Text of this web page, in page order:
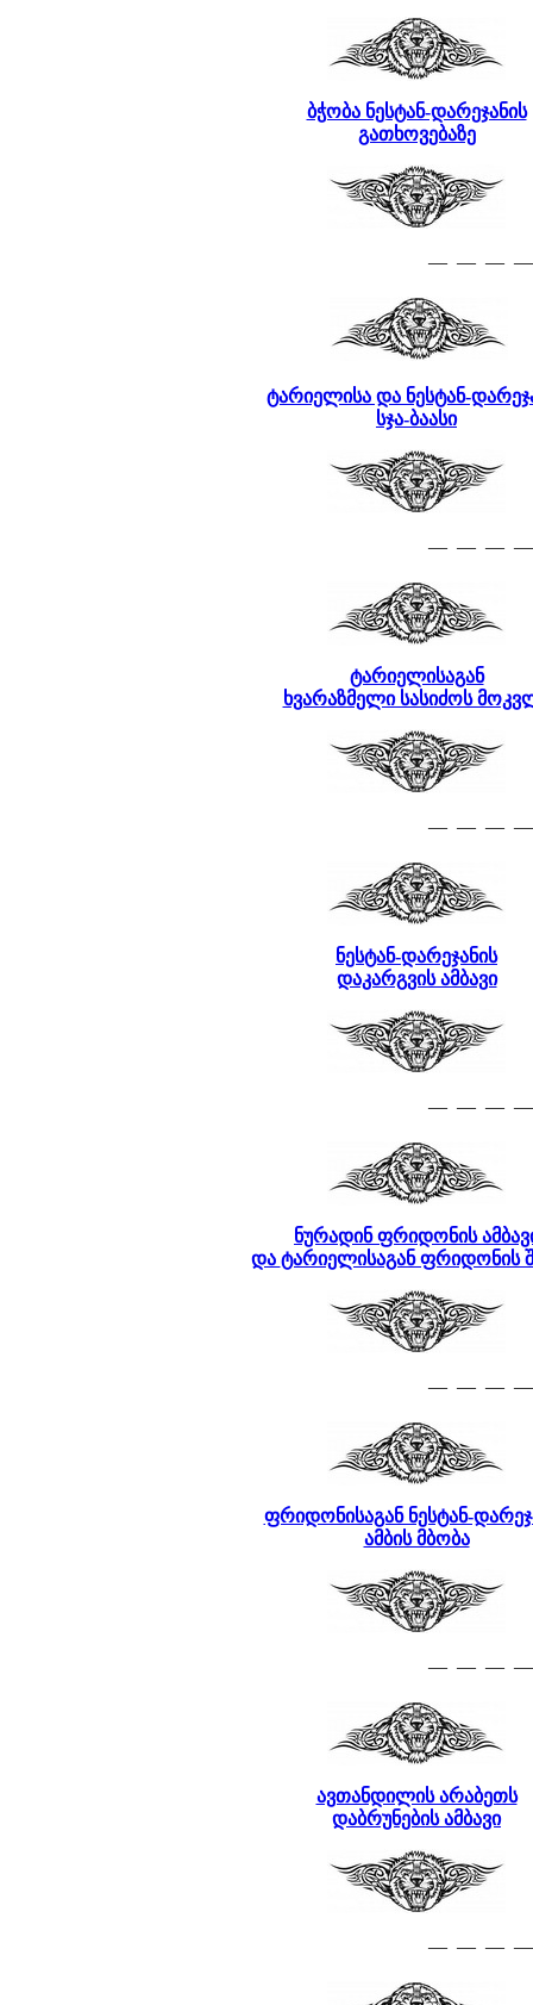
ბჭობა ნესტან-დარეჯანის
გათხოვებაზე
— — —
ტარიელისა და ნესტან-
სჯა-ბაასი
— — —
ტარიელისაგან
ხვარაზმელი სასიძოს
— — —
ნესტან-დარეჯანის
დაკარგვის ამბავი
— — —
ნურადინ ფრიდონის
და ტარიელისაგან ფრიდონის
— — —
ფრიდონისაგან ნესტან-
ამბის მბობა
— — —
ავთანდილის არაბეთს
დაბრუნების ამბავი
— — —